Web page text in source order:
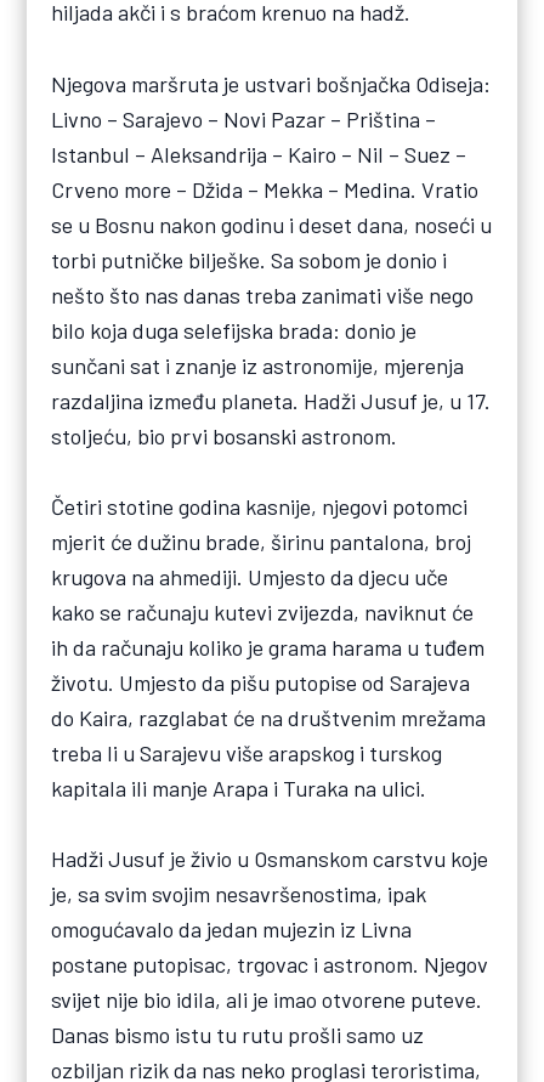
hiljada akči i s braćom krenuo na hadž.
Njegova maršruta je ustvari bošnjačka Odiseja:
Livno – Sarajevo – Novi Pazar – Priština –
Istanbul – Aleksandrija – Kairo – Nil – Suez –
Crveno more – Džida – Mekka – Medina. Vratio
se u Bosnu nakon godinu i deset dana, noseći u
torbi putničke bilješke. Sa sobom je donio i
nešto što nas danas treba zanimati više nego
bilo koja duga selefijska brada: donio je
sunčani sat i znanje iz astronomije, mjerenja
razdaljina između planeta. Hadži Jusuf je, u 17.
stoljeću, bio prvi bosanski astronom.
Četiri stotine godina kasnije, njegovi potomci
mjerit će dužinu brade, širinu pantalona, broj
krugova na ahmediji. Umjesto da djecu uče
kako se računaju kutevi zvijezda, naviknut će
ih da računaju koliko je grama harama u tuđem
životu. Umjesto da pišu putopise od Sarajeva
do Kaira, razglabat će na društvenim mrežama
treba li u Sarajevu više arapskog i turskog
kapitala ili manje Arapa i Turaka na ulici.
Hadži Jusuf je živio u Osmanskom carstvu koje
je, sa svim svojim nesavršenostima, ipak
omogućavalo da jedan mujezin iz Livna
postane putopisac, trgovac i astronom. Njegov
svijet nije bio idila, ali je imao otvorene puteve.
Danas bismo istu tu rutu prošli samo uz
ozbiljan rizik da nas neko proglasi teroristima,